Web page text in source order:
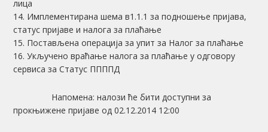
лица
14. Имплементирана шема в1.1.1 за подношење пријава,
статус пријаве и налога за плаћање
15. Постављена операција за упит за Налог за плаћање
16. Укључено враћање налога за плаћање у одговору
сервиса за Статус ППППД
Напомена: налози ће бити доступни за
прокњижене пријаве од 02.12.2014 12:00